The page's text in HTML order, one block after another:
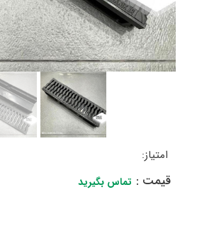
امتیاز:
قیمت : تماس بگیرید